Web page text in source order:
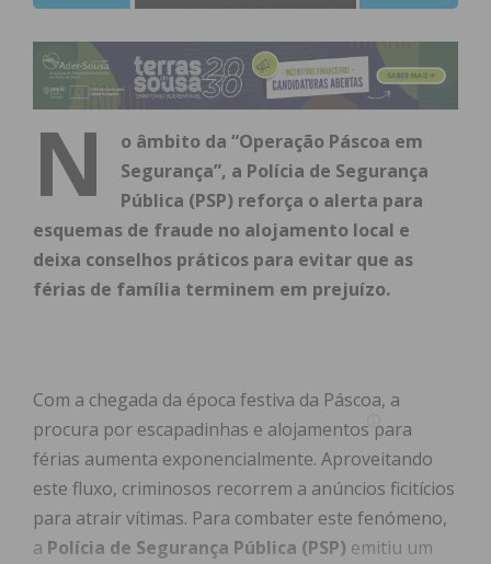
N
o âmbito da “Operação Páscoa em
Segurança”, a Polícia de Segurança
Pública (PSP) reforça o alerta para
esquemas de fraude no alojamento local e
deixa conselhos práticos para evitar que as
férias de família terminem em prejuízo.
Com a chegada da época festiva da Páscoa, a
procura por escapadinhas e alojamentos para
férias aumenta exponencialmente. Aproveitando
este fluxo, criminosos recorrem a anúncios ficitícios
para atrair vítimas. Para combater este fenómeno,
a Polícia de Segurança Pública (PSP) emitiu um